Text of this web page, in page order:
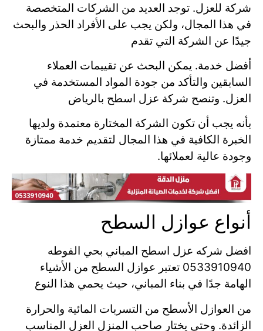
شركة للعزل. توجد العديد من الشركات المتخصصة
في هذا المجال، ولكن يجب على الأفراد الحذر والبحث
جيدًا عن الشركة التي تقدم
أفضل خدمة. يمكن البحث عن تقييمات العملاء
السابقين والتأكد من جودة المواد المستخدمة في
العزل. وتنصح شركة عزل اسطح بالرياض
بأنه يجب أن تكون الشركة المختارة معتمدة ولديها
الخبرة الكافية في هذا المجال لتقديم خدمة ممتازة
وجودة عالية لعملائها.
أنواع عوازل السطح
افضل شركه عزل اسطح المباني بحي الفوطه
0533910940 تعتبر عوازل السطح من الأشياء
الهامة جدًا في بناء المباني، حيث يحمي هذا النوع
من العوازل الأسطح من التسربات المائية والحرارة
الزائدة. وحتى يختار صاحب المنزل العزل المناسب